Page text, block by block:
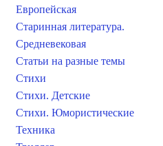
Европейская
Старинная литература.
Средневековая
Статьи на разные темы
Стихи
Стихи. Детские
Стихи. Юмористические
Техника